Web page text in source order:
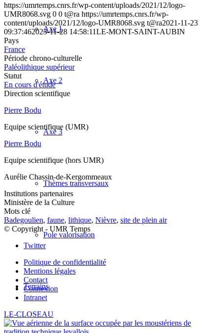
Axe 1
Axe 2
Axe 3
Thèmes transversaux
Pole valorisation
Terrains
https://umrtemps.cnrs.fr/wp-content/uploads/2021/12/logo-
UMR8068.svg 0 0 t@ra https://umrtemps.cnrs.fr/wp-
content/uploads/2021/12/logo-UMR8068.svg t@ra2021-11-23
09:37:462023-11-28 14:58:11LE-MONT-SAINT-AUBIN
Pays
France
Période chrono-culturelle
Paléolithique supérieur
Statut
En cours d'étude
Direction scientifique
Pierre Bodu
Equipe scientifique (UMR)
Pierre Bodu
Equipe scientifique (hors UMR)
Aurélie Chassin-de-Kergommeaux
Institutions partenaires
Ministère de la Culture
Mots clé
Badegoulien, faune, lithique, Nièvre, site de plein air
© Copyright - UMR Temps
Twitter
Politique de confidentialité
Mentions légales
Contact
Connexion
Intranet
LE-CLOSEAU